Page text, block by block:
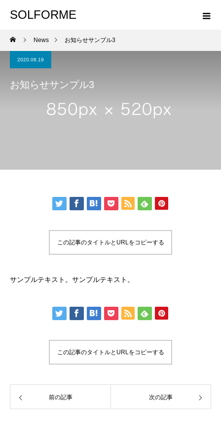
SOLFORME
News お知らせサンプル3
2020.08.19
お知らせサンプル3
この記事のタイトルとURLをコピーする
サンプルテキスト。サンプルテキスト。
この記事のタイトルとURLをコピーする
前の記事 次の記事